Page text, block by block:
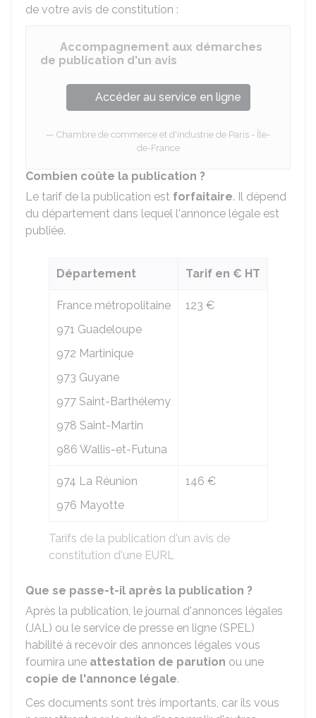
de votre avis de constitution :
Accompagnement aux démarches
de publication d'un avis
Accéder au service en ligne
Chambre de commerce et d'industrie de Paris - Île-
de-France
Combien coûte la publication ?
Le tarif de la publication est forfaitaire. Il dépend
du département dans lequel l'annonce légale est
publiée.
Tarifs de la publication d'un avis de
constitution d'une EURL
Département Tarif en € HT
France métropolitaine
971 Guadeloupe
972 Martinique
973 Guyane
977 Saint-Barthélemy
978 Saint-Martin
986 Wallis-et-Futuna
123 €
974 La Réunion
976 Mayotte
146 €
Que se passe-t-il après la publication ?
Après la publication, le journal d'annonces légales
(JAL) ou le service de presse en ligne (SPEL)
habilité à recevoir des annonces légales vous
fournira une attestation de parution ou une
copie de l'annonce légale.
Ces documents sont très importants, car ils vous